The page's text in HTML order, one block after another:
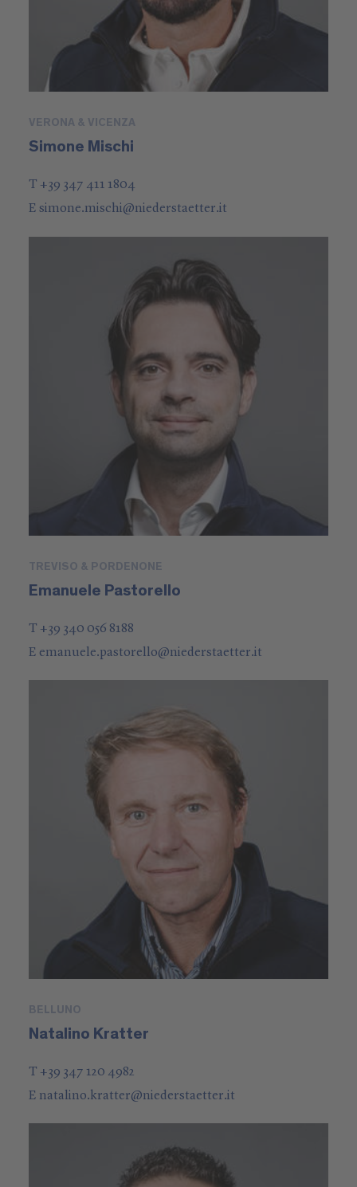
VERONA & VICENZA
Simone Mischi
T +39 347 411 1804
Esimone.mischi@niederstaetter.it
TREVISO & PORDENONE
Emanuele Pastorello
T +39 340 056 8188
E emanuele.pastorello@niederstaetter.it
BELLUNO
Natalino Kratter
T +39 347 120 4982
E natalino.kratter@niederstaetter.it